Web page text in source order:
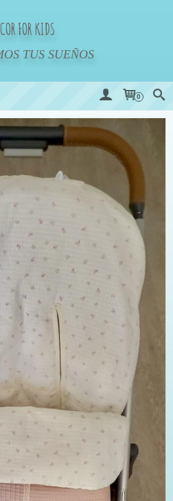
FOR KIDS
TUS SUEÑOS
0